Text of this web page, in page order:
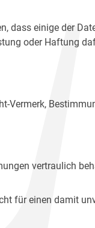
dass einige der
oder Haftung
Vermerk,
vertraulich
für einen damit